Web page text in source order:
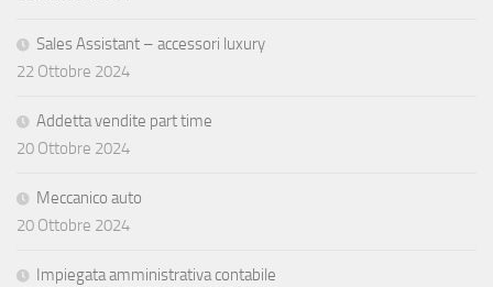
Sales Assistant – accessori luxury
22 Ottobre 2024
Addetta vendite part time
20 Ottobre 2024
Meccanico auto
20 Ottobre 2024
Impiegata amministrativa contabile